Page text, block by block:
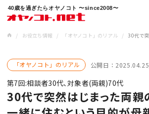
40歳を過ぎたらオヤノコト 〜since2008〜
/
お役立ち情報 / 「オヤノコト」のリアル /
「オヤノコト」のリアル 公開日： 2025.04.25
第7回:相談者30代、対象者(両親)70代
30代で突然はじまった両親